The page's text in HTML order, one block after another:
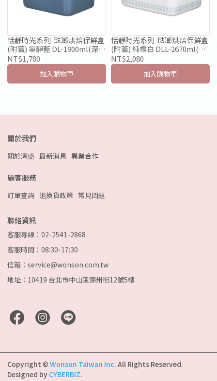
恬靜時光系列-琺瑯烘焙保鮮盒
(附蓋) 寧靜藍 DL-1900ml(深
型)限量款
NT$1,780
加入購物車
恬靜時光系列-琺瑯烘焙保鮮盒
(附蓋) 純樸白 DLL-2670ml(深
型) 限量款
NT$2,080
加入購物車
關於我們
關於灣盛 最新消息 異業合作
顧客服務
訂單查詢 退換貨政策 常見問題
聯絡資訊
客服專線：02-2541-2868
客服時間：08:30-17:30
信箱：service@wonson.com.tw
地址：10419 台北市中山區錦州街12號5樓
Copyright © Wonson Taiwan Inc. All Rights Reserved.
Designed by CYBERBIZ.